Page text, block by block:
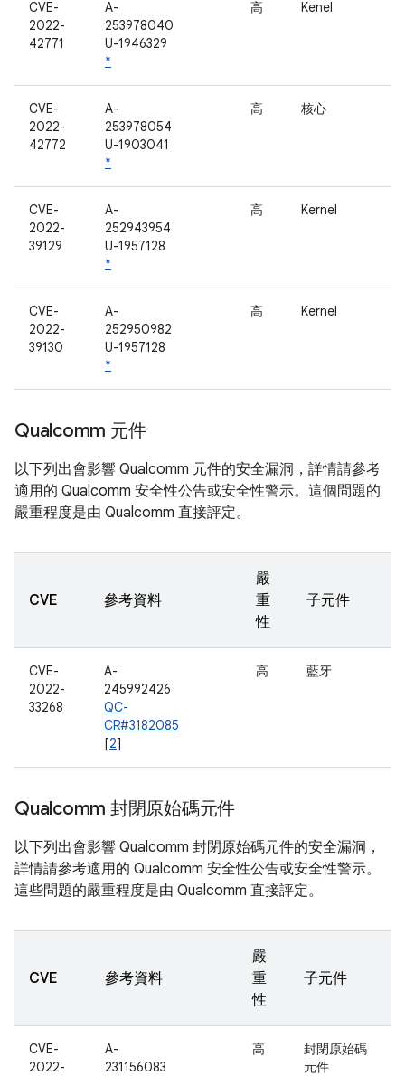
CVE-
2022-
42771
A-
253978040
U-1946329
*
高 Kenel
CVE-
2022-
42772
A-
253978054
U-1903041
*
高 核心
CVE-
2022-
39129
A-
252943954
U-1957128
*
高 Kernel
CVE-
2022-
39130
A-
252950982
U-1957128
*
高 Kernel
Qualcomm 元件
以下列出會影響 Qualcomm 元件的安全漏洞，詳情請參考
適用的 Qualcomm 安全性公告或安全性警示。這個問題的
嚴重程度是由 Qualcomm 直接評定。
CVE 參考資料
嚴
重
性
子元件
CVE-
2022-
33268
A-
245992426
QC-
CR#3182085
[2]
高 藍牙
Qualcomm 封閉原始碼元件
以下列出會影響 Qualcomm 封閉原始碼元件的安全漏洞，
詳情請參考適用的 Qualcomm 安全性公告或安全性警示。
這些問題的嚴重程度是由 Qualcomm 直接評定。
CVE 參考資料
嚴
重
性
子元件
CVE-
2022-
A-
231156083
高
封閉原始碼
元件